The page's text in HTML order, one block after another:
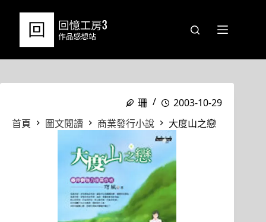
珊
2003-10-29
首頁
圖文閱讀 商業發行小說 大度山之戀